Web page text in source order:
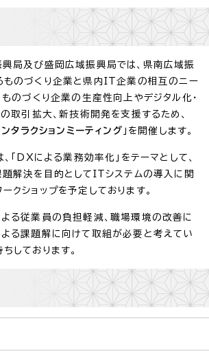
局及び盛岡広域振興局では、県南広域振
ものづくり企業と県内IT企業の相互のニー
ものづくり企業の生産性向上やデジタル化・
取引拡大、新技術開発を支援するため、
タラクションミーティング 」を開催します。
「DXによる業務効率化」をテーマとして、
解決を目的としてITシステムの導入に関
クショップを予定しております。
る従業員の負担軽減、職場環境の改善に
る課題解に向けて取組が必要と考えてい
しております。